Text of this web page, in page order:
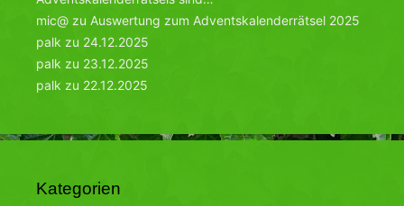
mic@ zu Auswertung zum Adventskalenderrätsel 2025
palk zu 24.12.2025
palk zu 23.12.2025
palk zu 22.12.2025
Kategorien